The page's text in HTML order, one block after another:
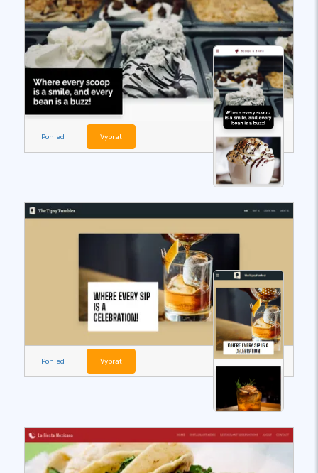
Pohled Vybrat
Pohled Vybrat